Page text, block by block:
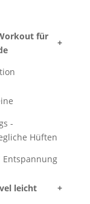
für
+
-
Hüften
Entspannung
leicht
+